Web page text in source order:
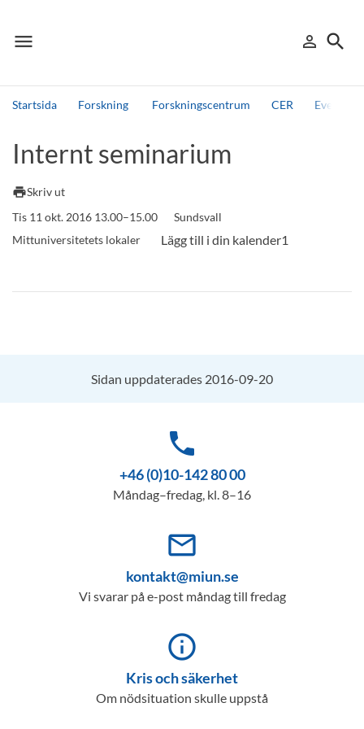
menu
Meny person_outline
Logga in
search
Sök
Startsida Forskning Forskningscentrum CER Events,
Andra söktjänster
Detta är vår testmiljö - endast testdata
Internt seminarium
printSkriv ut
Tis 11 okt. 2016 13.00–15.00
Sundsvall
Mittuniversitetets lokaler
Sidan uppdaterades 2016-09-20
phone
+46 (0)10-142 80 00
Måndag–fredag, kl. 8–16
mail_outline
kontakt@miun.se
Vi svarar på e-post måndag till fredag
info_outline
Kris och säkerhet
Om nödsituation skulle uppstå